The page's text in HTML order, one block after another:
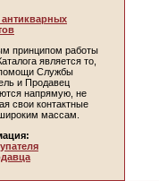
антикварных
принципом работы
является то,
Службы
и Продавец
напрямую, не
свои контактные
массам.